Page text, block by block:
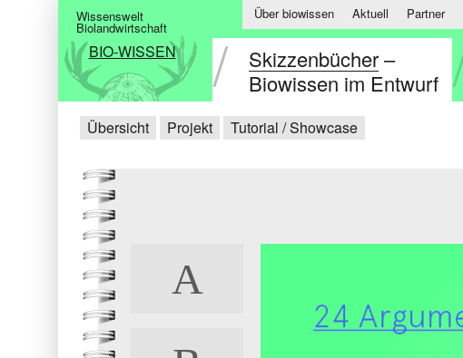
Wissenswelt
Biolandwirtschaft
Über biowissen Aktuell Partner
BIO-WISSEN Skizzenbücher–
Biowissen im Entwurf
Übersicht Projekt Tutorial / Showcase